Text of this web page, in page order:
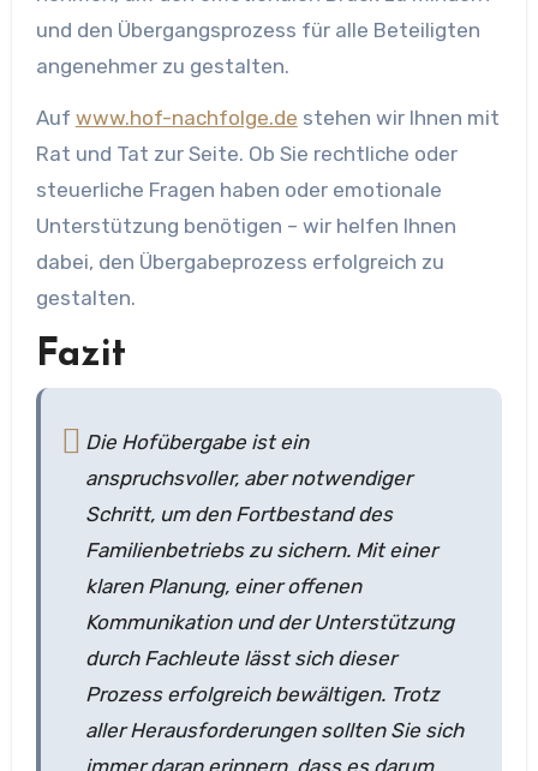
und den Übergangsprozess für alle Beteiligten
angenehmer zu gestalten.
Auf www.hof-nachfolge.de stehen wir Ihnen mit
Rat und Tat zur Seite. Ob Sie rechtliche oder
steuerliche Fragen haben oder emotionale
Unterstützung benötigen – wir helfen Ihnen
dabei, den Übergabeprozess erfolgreich zu
gestalten.
Fazit
Die Hofübergabe ist ein
anspruchsvoller, aber notwendiger
Schritt, um den Fortbestand des
Familienbetriebs zu sichern. Mit einer
klaren Planung, einer offenen
Kommunikation und der Unterstützung
durch Fachleute lässt sich dieser
Prozess erfolgreich bewältigen. Trotz
aller Herausforderungen sollten Sie sich
immer daran erinnern, dass es darum